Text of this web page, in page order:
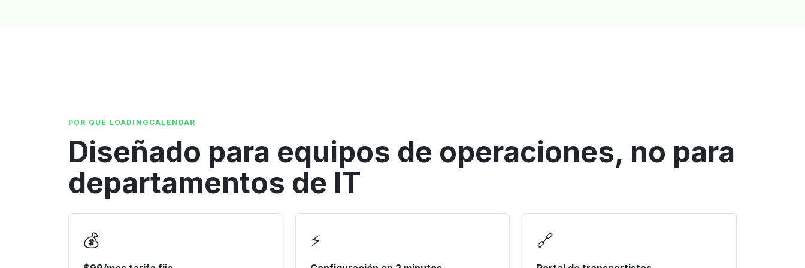
POR QUÉ LOADINGCALENDAR
Diseñado para equipos de operaciones, no para
departamentos de IT
💰 ⚡ 🔗